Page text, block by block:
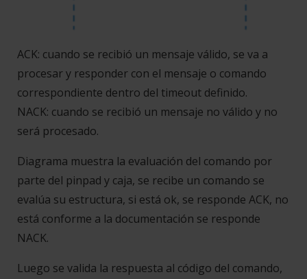
ACK: cuando se recibió un mensaje válido, se va a
procesar y responder con el mensaje o comando
correspondiente dentro del timeout definido.
NACK: cuando se recibió un mensaje no válido y no
será procesado.
Diagrama muestra la evaluación del comando por
parte del pinpad y caja, se recibe un comando se
evalúa su estructura, si está ok, se responde ACK, no
está conforme a la documentación se responde
NACK.
Luego se valida la respuesta al código del comando,